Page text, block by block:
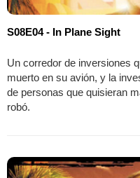
S08E04 - In Plane Sight
Un corredor de inversiones
muerto en su avión, y la
de personas que quisieran
robó.